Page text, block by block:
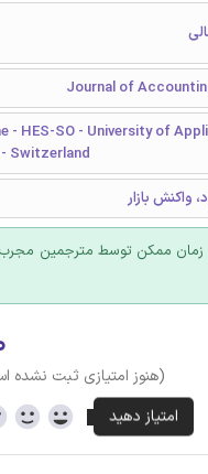
- HES-SO - University of
Switzerland
واکنش بازار
زمان ممکن توسط مترجمین
(هنوز امتیازی ثبت نشده